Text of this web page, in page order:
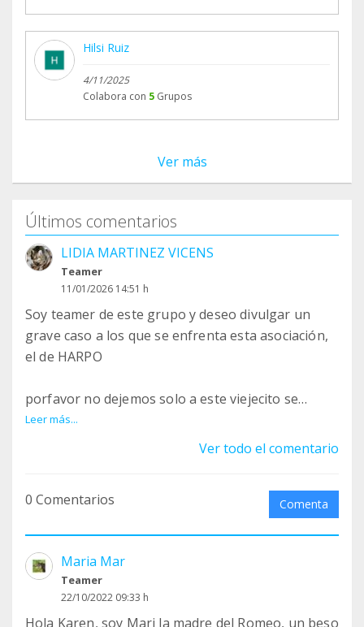
Hilsi Ruiz
4/11/2025
Colabora con 5 Grupos
Ver más
Últimos comentarios
LIDIA MARTINEZ VICENS
Teamer
11/01/2026 14:51 h
Soy teamer de este grupo y deseo divulgar un
grave caso a los que se enfrenta esta asociación,
el de HARPO
porfavor no dejemos solo a este viejecito se
merece una oportunidad y que luchemos por él.
Cuando más necesitaba el calor de un hogar, el
Leer más...
Ver todo el comentario
0 Comentarios Comenta
Maria Mar
Teamer
22/10/2022 09:33 h
Hola Karen, soy Mari la madre del Romeo, un beso